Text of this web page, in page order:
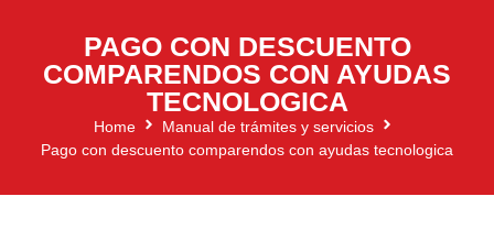
PAGO CON DESCUENTO
COMPARENDOS CON AYUDAS
TECNOLOGICA
Home
Manual de trámites y servicios
Pago con descuento comparendos con ayudas tecnologica